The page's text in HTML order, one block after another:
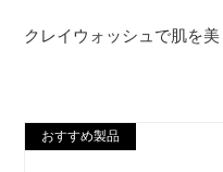
クレイウォッシュで肌を
おすすめ製品